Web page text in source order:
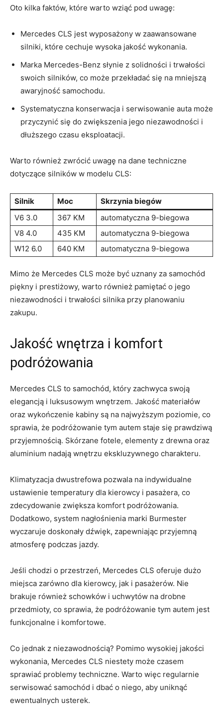
Oto kilka faktów, które⁤ warto wziąć ​pod uwagę:
Mercedes ⁢CLS jest wyposażony w zaawansowane
silniki, które⁢ cechuje wysoka jakość⁣ wykonania.
Marka⁢ Mercedes-Benz słynie z solidności i‌ trwałości
swoich silników, ‌co może ​przekładać się ​na ‍mniejszą⁣
awaryjność ​samochodu.
Systematyczna konserwacja i serwisowanie auta może
przyczynić⁢ się ​do zwiększenia jego niezawodności i
dłuższego czasu eksploatacji.
Warto również zwrócić uwagę na dane ‍techniczne
dotyczące silników ‌w ‌modelu CLS:
Silnik Moc
Skrzynia biegów
V6 3.0
367 KM
automatyczna ​9-biegowa
V8‍ 4.0
435 KM
automatyczna 9-biegowa
W12⁣ 6.0
640 KM automatyczna 9-biegowa
Mimo że‌ Mercedes CLS może‍ być uznany za⁢ samochód
piękny ‌i ⁤prestiżowy, warto również ‍pamiętać⁢ o jego
niezawodności i trwałości silnika przy planowaniu
zakupu.
Jakość⁤ wnętrza ‌i komfort
podróżowania
Mercedes ⁣CLS ⁢to samochód, który zachwyca ⁢swoją
elegancją i‌ luksusowym wnętrzem. Jakość ⁣materiałów
oraz wykończenie ⁣kabiny są⁣ na⁣ najwyższym poziomie, co
sprawia, że ​podróżowanie tym autem ⁤staje się ‌prawdziwą
przyjemnością. Skórzane fotele, ⁤elementy ​z drewna oraz
aluminium nadają ‍wnętrzu ekskluzywnego charakteru.
Klimatyzacja dwustrefowa ‍pozwala⁣ na indywidualne
ustawienie temperatury dla⁣ kierowcy i pasażera, co
zdecydowanie zwiększa komfort podróżowania.
Dodatkowo,‍ system nagłośnienia marki Burmester
wyczaruje​ doskonały ⁤dźwięk, zapewniając przyjemną⁢
atmosferę podczas jazdy.
Jeśli chodzi o ‍przestrzeń, Mercedes CLS ⁢oferuje ‍dużo​
miejsca zarówno dla⁣ kierowcy,⁤ jak i​ pasażerów. Nie
brakuje również schowków i uchwytów na ⁤drobne
przedmioty, co⁢ sprawia,⁤ że podróżowanie tym⁤ autem jest
funkcjonalne i ⁣komfortowe.
Co jednak‌ z niezawodnością? Pomimo wysokiej jakości
wykonania, Mercedes⁣ CLS niestety może czasem
sprawiać problemy techniczne. Warto więc regularnie
serwisować samochód i dbać o niego, aby‍ uniknąć‌
ewentualnych⁢ usterek.